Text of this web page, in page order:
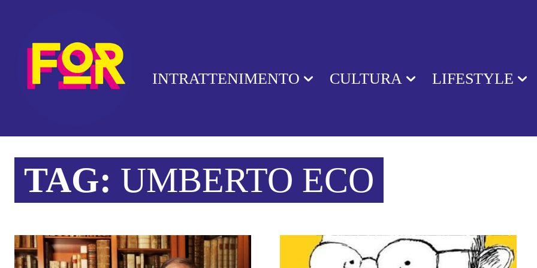
INTRATTENIMENTO CULTURA LIFESTYLE
TAG: UMBERTO ECO